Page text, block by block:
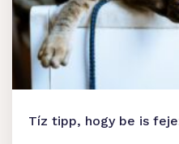
Tíz tipp, hogy be is